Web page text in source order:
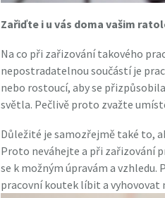
Zařiďte i u vás doma vašim
Na co při zařizování takového
nepostradatelnou součástí je
nebo rostoucí, aby se
světla. Pečlivě proto zvažte
Důležité je samozřejmě také to,
Proto neváhejte a při zařizování
se k možným úpravám a vzhledu.
pracovní koutek líbit a vyhovovat